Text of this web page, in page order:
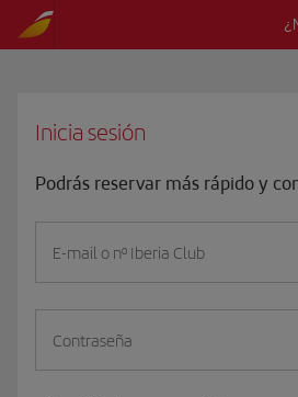
Inicia sesión
Podrás reservar más rápido y
E-mail o nº Iberia Club
Contraseña